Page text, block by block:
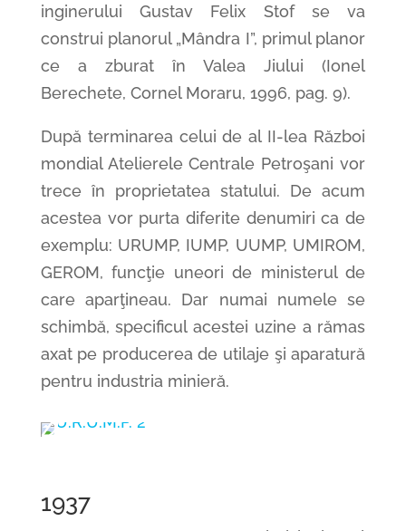
inginerului Gustav Felix Stof se va
construi planorul „Mândra I”, primul planor
ce a zburat în Valea Jiului (Ionel
Berechete, Cornel Moraru, 1996, pag. 9).
După terminarea celui de al II-lea Război
mondial Atelierele Centrale Petroşani vor
trece în proprietatea statului. De acum
acestea vor purta diferite denumiri ca de
exemplu: URUMP, IUMP, UUMP, UMIROM,
GEROM, funcţie uneori de ministerul de
care aparţineau. Dar numai numele se
schimbă, specificul acestei uzine a rămas
axat pe producerea de utilaje şi aparatură
pentru industria minieră.
1937